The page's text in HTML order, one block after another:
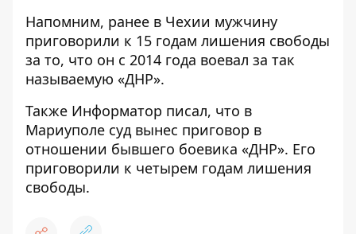
Напомним, ранее в Чехии мужчину
приговорили к 15 годам лишения свободы
за то, что он с 2014 года воевал за так
называемую «ДНР».
Также Информатор писал, что в
Мариуполе суд вынес приговор в
отношении бывшего боевика «ДНР». Его
приговорили к четырем годам лишения
свободы.